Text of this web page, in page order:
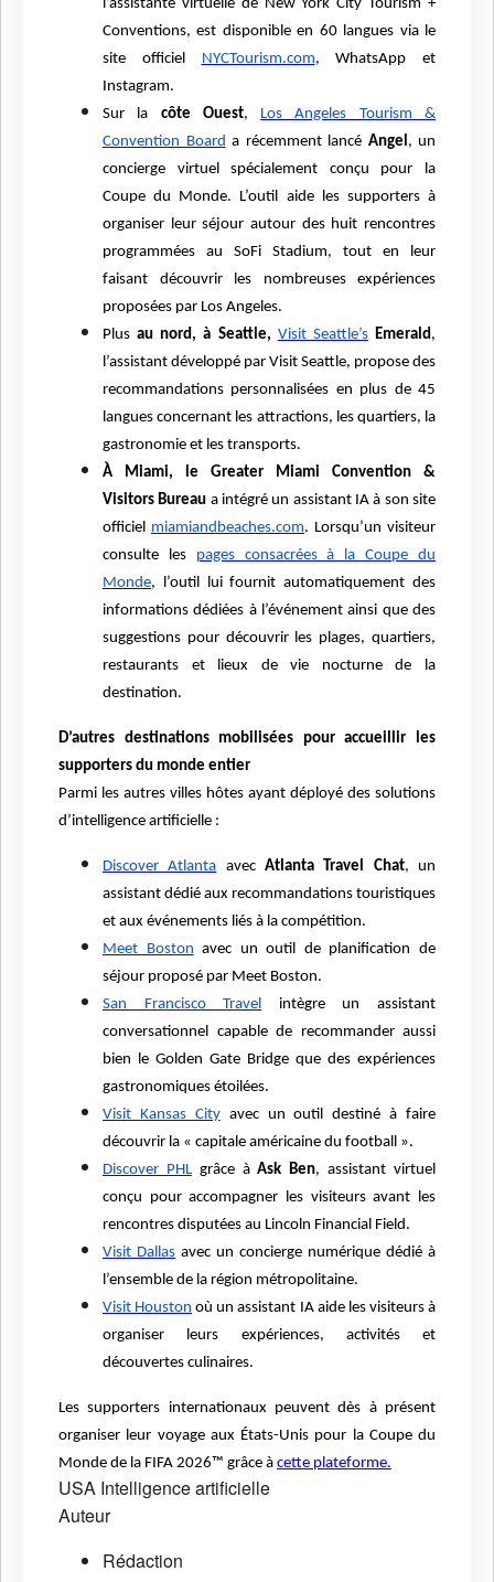
l’assistante virtuelle de New York City Tourism +
Conventions, est disponible en 60 langues via le
site officiel NYCTourism.com, WhatsApp et
Instagram.
Sur la côte Ouest, Los Angeles Tourism &
Convention Board a récemment lancé Angel, un
concierge virtuel spécialement conçu pour la
Coupe du Monde. L’outil aide les supporters à
organiser leur séjour autour des huit rencontres
programmées au SoFi Stadium, tout en leur
faisant découvrir les nombreuses expériences
proposées par Los Angeles.
Plusau nord, à Seattle, Visit Seattle’s Emerald,
l’assistant développé par Visit Seattle, propose des
recommandations personnalisées en plus de 45
langues concernant les attractions, les quartiers, la
gastronomie et les transports.
À Miami, le
Greater Miami Convention &
Visitors Bureau a intégré un assistant IA à son site
officiel miamiandbeaches.com. Lorsqu’un visiteur
consulte les pages consacrées à la Coupe du
Monde, l’outil lui fournit automatiquement des
informations dédiées à l’événement ainsi que des
suggestions pour découvrir les plages, quartiers,
restaurants et lieux de vie nocturne de la
destination.
D’autres destinations mobilisées pour accueillir les
supporters du monde entier
Parmi les autres villes hôtes ayant déployé des solutions
d’intelligence artificielle :
Discover Atlanta avecAtlanta Travel Chat, un
assistant dédié aux recommandations touristiques
et aux événements liés à la compétition.
Meet Boston avec un outil de planification de
séjour proposé par Meet Boston.
San Francisco Travel intègre un assistant
conversationnel capable de recommander aussi
bien le Golden Gate Bridge que des expériences
gastronomiques étoilées.
Visit Kansas Cityavec un outil destiné à faire
découvrir la « capitale américaine du football ».
Discover PHLgrâce àAsk Ben, assistant virtuel
conçu pour accompagner les visiteurs avant les
rencontres disputées au Lincoln Financial Field.
Visit Dallas avec un concierge numérique dédié à
l’ensemble de la région métropolitaine.
Visit Houston où un assistant IA aide les visiteurs à
organiser leurs expériences, activités et
découvertes culinaires.
Les supporters internationaux peuvent dès à présent
organiser leur voyage aux États-Unis pour la Coupe du
Monde de la FIFA 2026™ grâce à cette plateforme.
USA Intelligence artificielle
Auteur
Rédaction